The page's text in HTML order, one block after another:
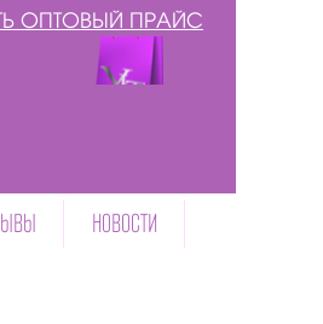
ОПТОВЫЙ ПРАЙС
НОВОСТИ